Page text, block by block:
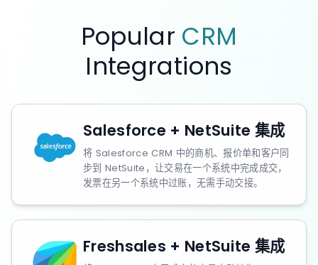
Popular CRM
Integrations
Salesforce + NetSuite 集成
将 Salesforce CRM 中的商机、报价单和客户同
步到 NetSuite，让交易在一个系统中完成成交，
发票在另一个系统中过账，无需手动交接。
Freshsales + NetSuite 集成